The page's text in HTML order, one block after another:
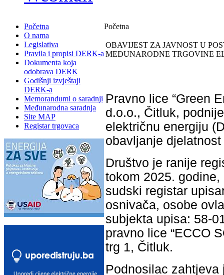
Početna
O nama
Legislativa
Pravila i propisi DERK-a
Dokumenta koja
odobrava DERK
Godišnji izvještaji
DERK-a
Memorandumi o saradnji
Međunarodna saradnja
Site MAP
Registar trgovaca
Početna
OBAVIJEST ZA JAVNOST U
MEĐUNARODNE TRGOVINE
Pravno lice “Green
d.o.o., Čitluk,
električnu energiju
obavljanje
Društvo je ranije
tokom 2025.
sudski registar
osnivača, osobe
subjekta upisa: 58-
pravno lice “ECCO
trg 1, Čitluk.
Podnosilac